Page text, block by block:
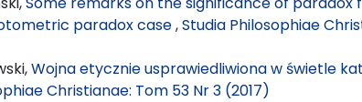
paradox case,Studia Philosophiae
Wojna etycznie usprawiedliwiona w świetle
Christianae: Tom 53 Nr 3 (2017)